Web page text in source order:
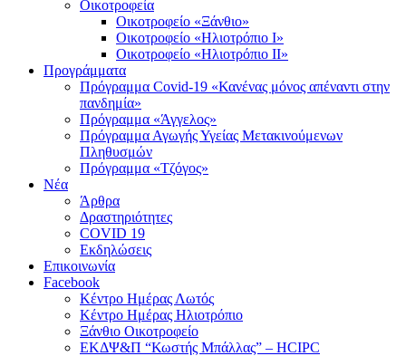
Οικοτροφεία
Οικοτροφείο «Ξάνθιο»
Οικοτροφείο «Ηλιοτρόπιο Ι»
Οικοτροφείο «Ηλιοτρόπιο ΙΙ»
Προγράμματα
Πρόγραμμα Covid-19 «Κανένας μόνος απέναντι στην
πανδημία»
Πρόγραμμα «Άγγελος»
Πρόγραμμα Αγωγής Υγείας Μετακινούμενων
Πληθυσμών
Πρόγραμμα «Τζόγος»
Νέα
Άρθρα
Δραστηριότητες
COVID 19
Εκδηλώσεις
Επικοινωνία
Facebook
Κέντρο Ημέρας Λωτός
Κέντρο Ημέρας Ηλιοτρόπιο
Ξάνθιο Οικοτροφείο
ΕΚΔΨ&Π “Κωστής Μπάλλας” – HCIPC